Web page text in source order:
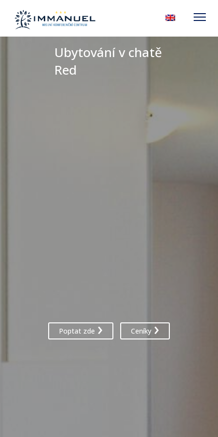
Ubytování v chatě
Red
Poptat zde Ceníky